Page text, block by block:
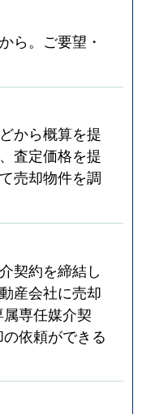
ら。ご要望・
から概算を提
査定価格を提
売却物件を調
契約を締結し
産会社に売却
専任媒介契
依頼ができる